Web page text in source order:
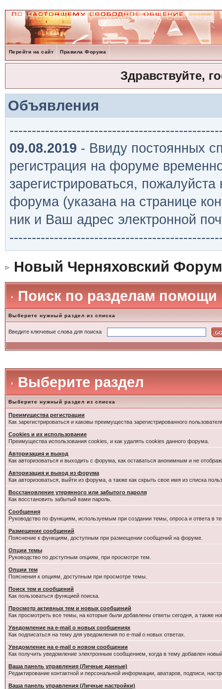
Перейти на сайт Правила Форума
Здравствуйте,
Объявления
09.08.2019 - Ввиду постоянных
регистрация на форуме
зарегистрироваться,
форума (указана на странице
ник и Ваш адрес электронной
Новый Черняховский Форум
Поиск по разделам помощи
Выберите нужный раздел из списка
Введите ключевые слова для поиска
Выберите раздел
Выберите нужный раздел из списка
Преимущества регистрации
Как зарегистрироваться и каковы преимущества зарегистрированного
Cookies и их использование
Преимущества использования cookies, и как удалять cookies данного форума.
Авторизация и выход
Как авторизоваться и выходить с форума, как оставаться анонимным и не
Авторизация и выход из форума
Как авторизоваться, выйти из форума, а также как скрыть свое имя из списка
Восстановление утерянного или забытого пароля
Как восстановить забытый вами пароль.
Сообщения
Руководство по функциям, используемым при создании темы, опроса и ответа в
Размещение сообщений
Пояснение к функциям, доступным при размещении сообщений на форуме.
Опции темы
Руководство по доступным опциям, при просмотре тем.
Опции тем
Пояснения к опциям, доступным при просмотре темы.
Поиск тем и сообщений
Как пользоваться функцией поиска.
Просмотр активных тем и новых сообщений
Как просмотреть все темы, на которые были добавлены ответы сегодня, а также
Уведомление на e-mail о новых сообщениях
Как подписаться на тему для уведомления по e-mail о новых ответах.
Уведомление на е-mail о новом сообщении
Как получить уведомление электронным сообщением, когда в тему добавлен
Ваша панель управления (Личные данные)
Редактирование контактной и персональной информации, аватаров, подписи,
Ваша панель управления (Личные настройки)